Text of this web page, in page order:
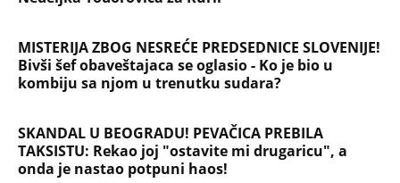
MISTERIJA ZBOG NESREĆE PREDSEDNICE SLOVENIJE!
Bivši šef obaveštajaca se oglasio - Ko je bio u
kombiju sa njom u trenutku sudara?
SKANDAL U BEOGRADU! PEVAČICA PREBILA
TAKSISTU: Rekao joj "ostavite mi drugaricu", a
onda je nastao potpuni haos!